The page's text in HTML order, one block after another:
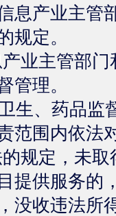
息产业主管
规定。
业主管部门
管理。
生、药品监
范围内依法
规定，未取
提供服务的
没收违法所